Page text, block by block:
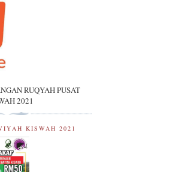
RUQYAH PUSAT
2021
KISWAH 2021